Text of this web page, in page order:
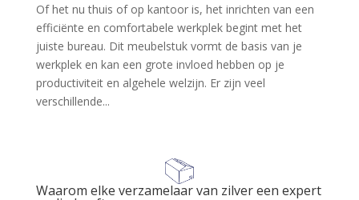
Of het nu thuis of op kantoor is, het inrichten van een
efficiënte en comfortabele werkplek begint met het
juiste bureau. Dit meubelstuk vormt de basis van je
werkplek en kan een grote invloed hebben op je
productiviteit en algehele welzijn. Er zijn veel
verschillende...
Waarom elke verzamelaar van zilver een expert